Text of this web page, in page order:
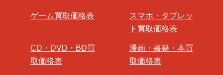
ゲーム買取価格表
スマホ・タブレッ
ト買取価格表
CD・DVD・BD買
取価格表
漫画・書籍・本買
取価格表